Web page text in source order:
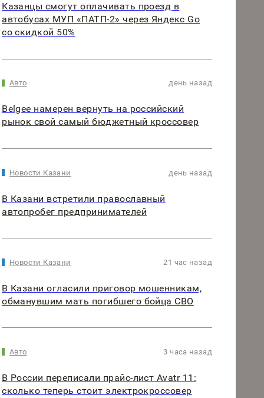
Казанцы смогут оплачивать проезд в
автобусах МУП «ПАТП-2» через Яндекс Go
со скидкой 50%
Авто день назад
Belgee намерен вернуть на российский
рынок свой самый бюджетный кроссовер
Новости Казани день назад
В Казани встретили православный
автопробег предпринимателей
Новости Казани 21 час назад
В Казани огласили приговор мошенникам,
обманувшим мать погибшего бойца СВО
Авто 3 часа назад
В России переписали прайс-лист Avatr 11:
сколько теперь стоит электрокроссовер